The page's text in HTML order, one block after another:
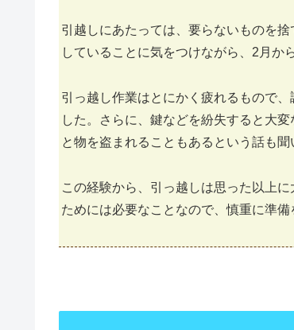
引越しにあたっては、要らないものを
していることに気をつけながら、2月か
引っ越し作業はとにかく疲れるもので
した。さらに、鍵などを紛失すると大
と物を盗まれることもあるという話も
この経験から、引っ越しは思った以上
ためには必要なことなので、慎重に準